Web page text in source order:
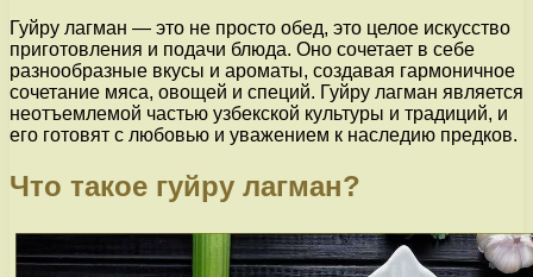
Гуйру лагман — это не просто обед, это целое искусство
приготовления и подачи блюда. Оно сочетает в себе
разнообразные вкусы и ароматы, создавая гармоничное
сочетание мяса, овощей и специй. Гуйру лагман является
неотъемлемой частью узбекской культуры и традиций, и
его готовят с любовью и уважением к наследию предков.
Что такое гуйру лагман?